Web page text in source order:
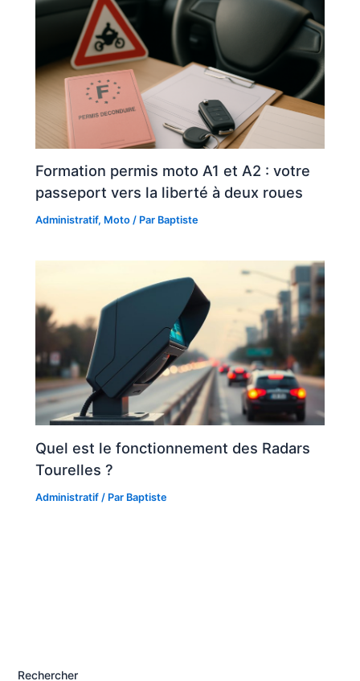
Formation permis moto A1 et A2 : votre
passeport vers la liberté à deux roues
Administratif, Moto / Par Baptiste
Quel est le fonctionnement des Radars
Tourelles ?
Administratif / Par Baptiste
Rechercher